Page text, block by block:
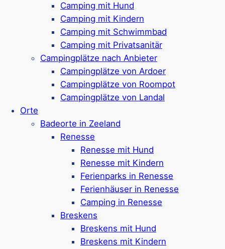
Camping mit Hund
Camping mit Kindern
Camping mit Schwimmbad
Camping mit Privatsanitär
Campingplätze nach Anbieter
Campingplätze von Ardoer
Campingplätze von Roompot
Campingplätze von Landal
Orte
Badeorte in Zeeland
Renesse
Renesse mit Hund
Renesse mit Kindern
Ferienparks in Renesse
Ferienhäuser in Renesse
Camping in Renesse
Breskens
Breskens mit Hund
Breskens mit Kindern
Ferienpark inCadzand
Strandhäuser, Bungalows & Camping
Hunde in einigen Unterkünften erlaubt
Indoor-Spielparadies & Spielgeräte
Trampolin & Animation
Direkt am Strand
Fahrradverleih & Sportplätze
Google Rezensionen:
Bewertungen)
Mehr ansehen*
Parc Aquadelta
Ferienpark inBruinesse
Ferienhäuser & Ferienwohnungen
Haustierfreie & haustierfreundliche